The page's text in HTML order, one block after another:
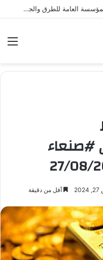
القدم التاسعة للشركات
#صنعاء
أقل من دقيقة